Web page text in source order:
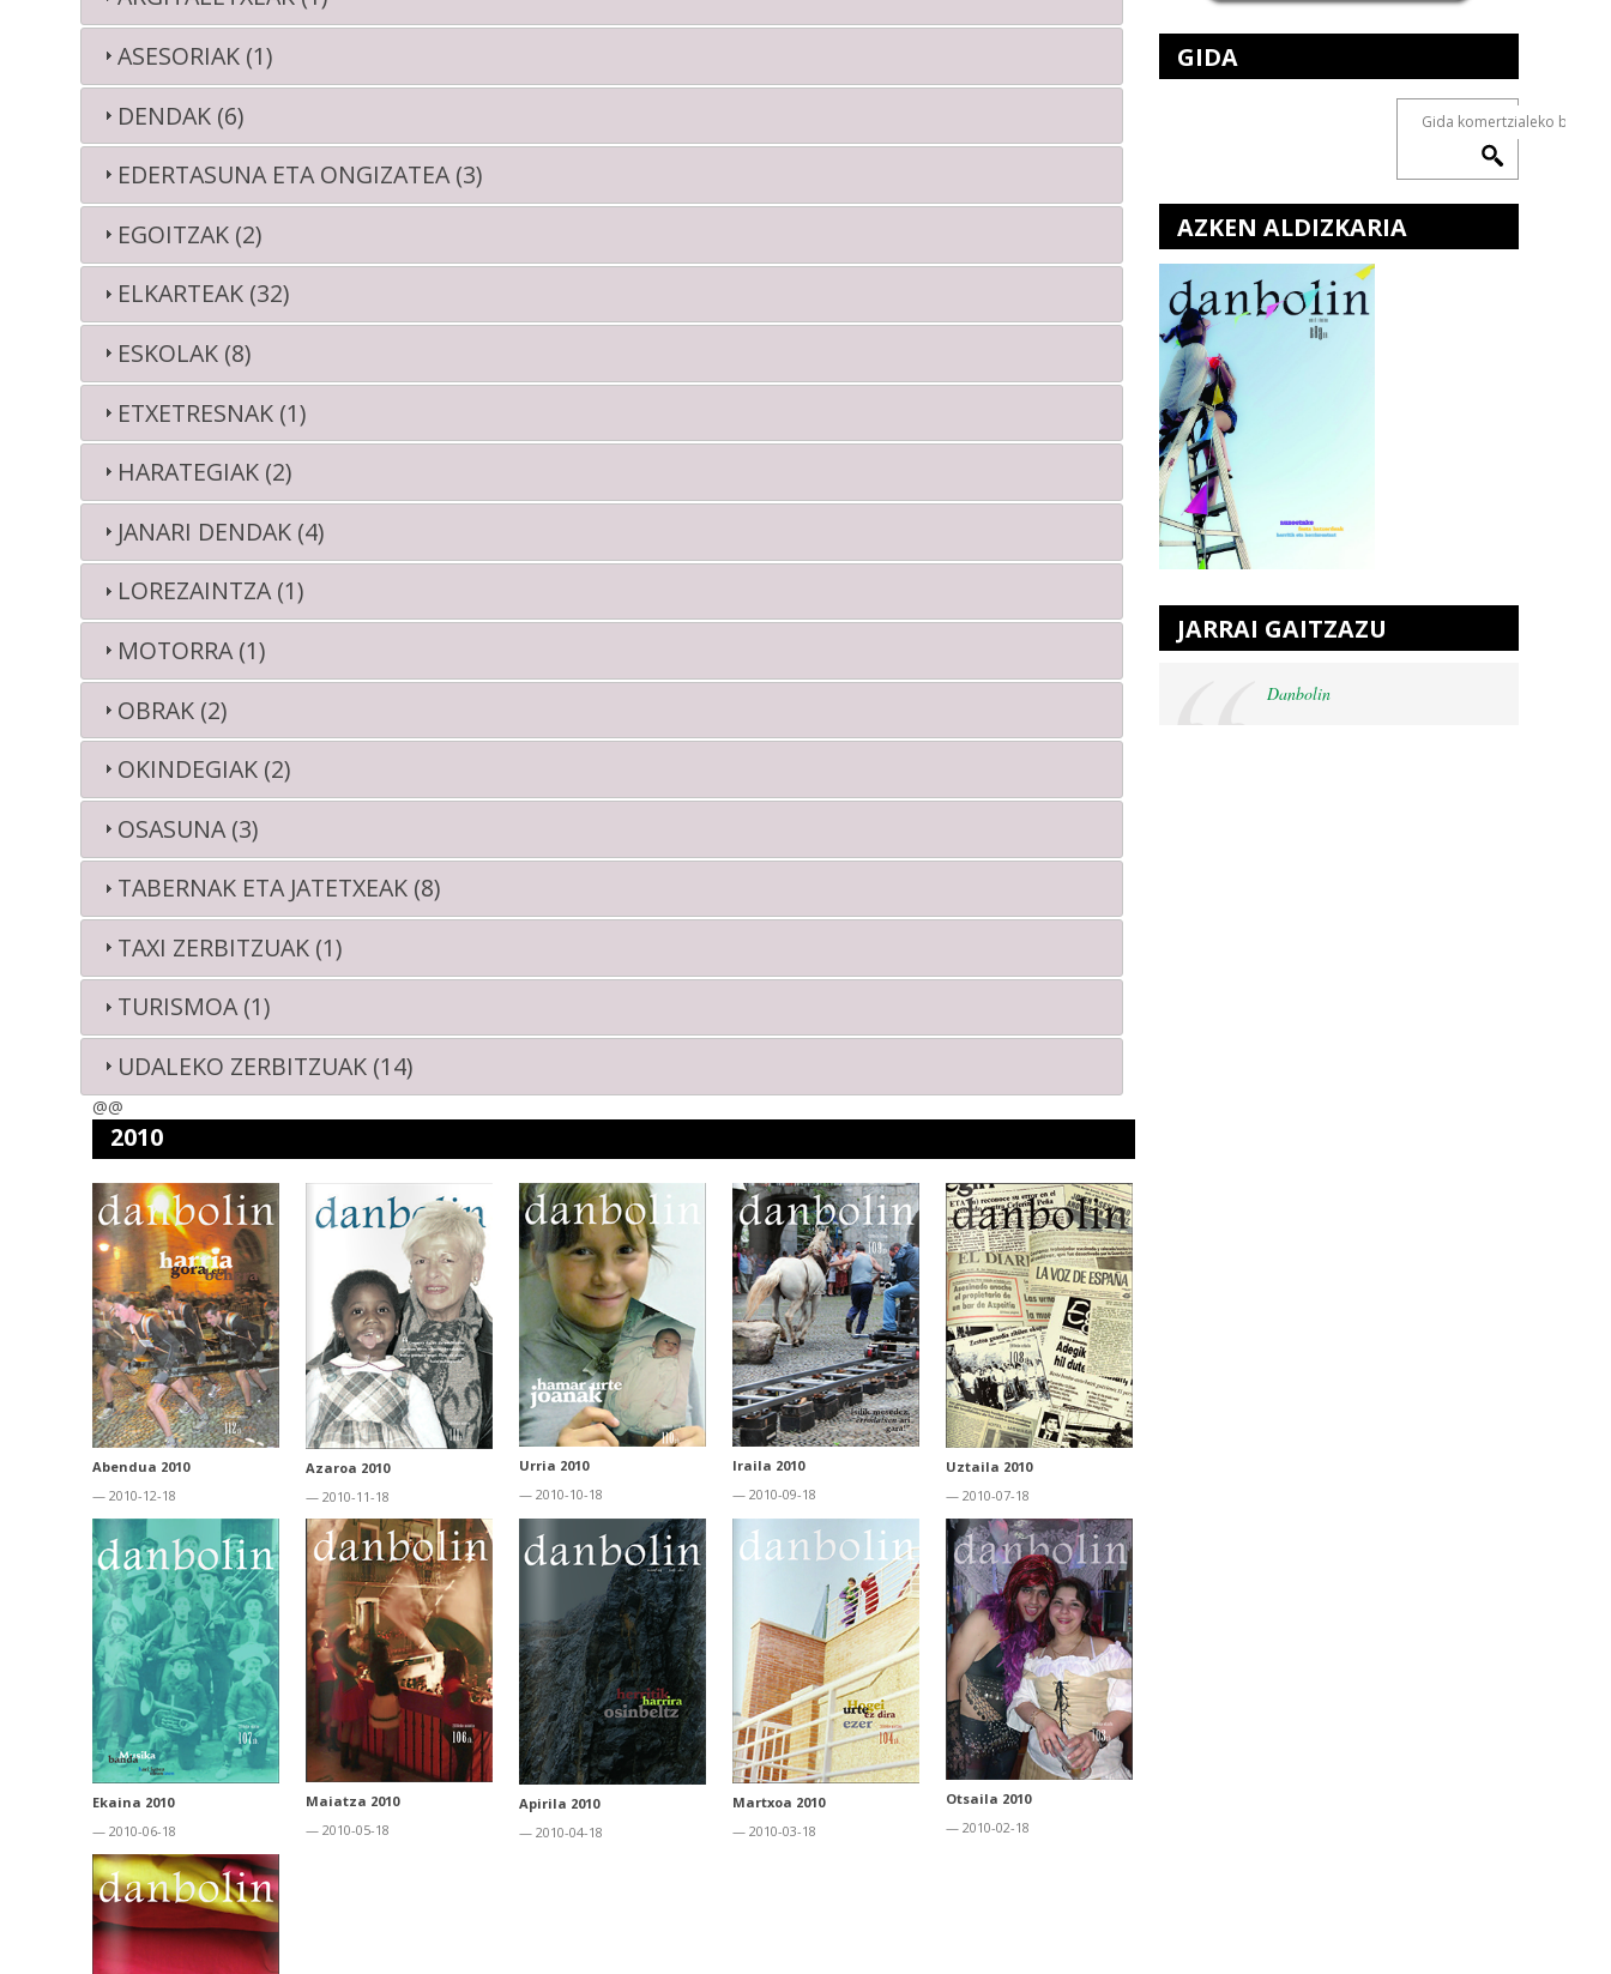
ASESORIAK (1)
DENDAK (6)
EDERTASUNA ETA ONGIZATEA (3)
EGOITZAK (2)
ELKARTEAK (32)
ESKOLAK (8)
ETXETRESNAK (1)
HARATEGIAK (2)
JANARI DENDAK (4)
LOREZAINTZA (1)
MOTORRA (1)
OBRAK (2)
OKINDEGIAK (2)
OSASUNA (3)
TABERNAK ETA JATETXEAK (8)
TAXI ZERBITZUAK (1)
TURISMOA (1)
UDALEKO ZERBITZUAK (14)
@@
2010
Abendua 2010
— 2010-12-18
Azaroa 2010
— 2010-11-18
Urria 2010
— 2010-10-18
Iraila 2010
— 2010-09-18
Uztaila 2010
— 2010-07-18
Ekaina 2010
— 2010-06-18
Maiatza 2010
— 2010-05-18
Apirila 2010
— 2010-04-18
Martxoa 2010
— 2010-03-18
Otsaila 2010
— 2010-02-18
GIDA
AZKEN ALDIZKARIA
JARRAI GAITZAZU
Danbolin